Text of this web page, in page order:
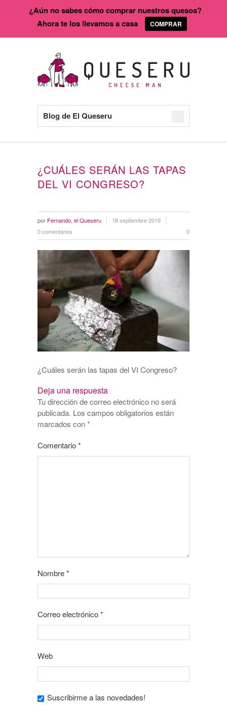
Blog de El Queseru
¿CUÁLES SERÁN LAS TAPAS
DEL VI CONGRESO?
por Fernando, el Queseru
18 septiembre 2019
0 comentarios
0
¿Cuáles serán las tapas del VI Congreso?
Deja una respuesta
Tu dirección de correo electrónico no será
publicada. Los campos obligatorios están
marcados con*
Comentario*
Nombre*
Correo electrónico*
Web
Suscribirme a las novedades!
¿Aún no sabes cómo comprar nuestros quesos?
Ahora te los llevamos a casa
COMPRAR